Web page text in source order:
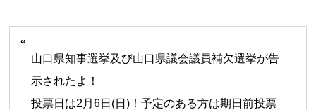
山口県知事選挙及び山口県議会議員補欠選挙が告
示されたよ！
投票日は2月6日(日)！予定のある方は期日前投票